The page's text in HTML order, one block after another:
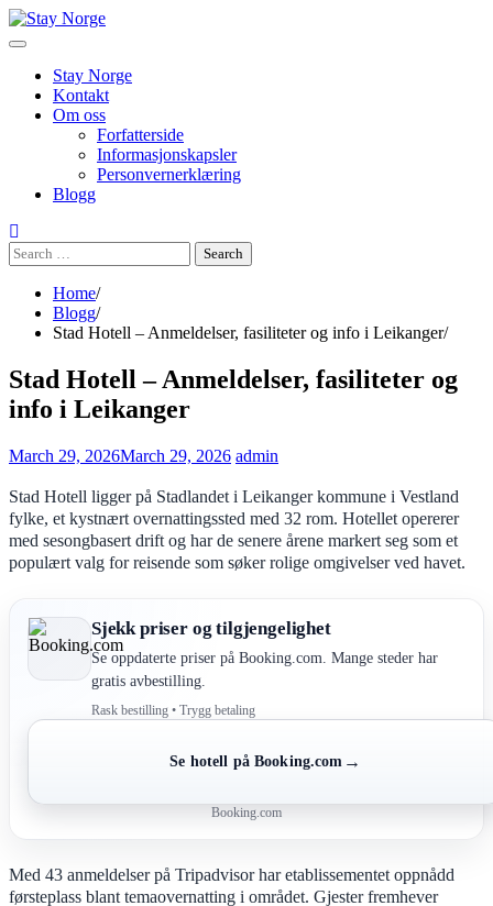
Skip
to
Stay Norge
Kontakt
Om oss
Forfatterside
Informasjonskapsler
Personvernerklæring
Blogg
Search
for:
Home
Blogg
Stad Hotell – Anmeldelser, fasiliteter og info i Leikanger
Stad Hotell – Anmeldelser, fasiliteter og
info i Leikanger
March 29, 2026March 29, 2026 admin
Stad Hotell ligger på Stadlandet i Leikanger kommune i Vestland
fylke, et kystnært overnattingssted med 32 rom. Hotellet opererer
med sesongbasert drift og har de senere årene markert seg som et
populært valg for reisende som søker rolige omgivelser ved havet.
Sjekk priser og tilgjengelighet
Se oppdaterte priser på Booking.com. Mange steder har
gratis avbestilling.
Rask bestilling • Trygg betaling
Se hotell på Booking.com →
Booking.com
Med 43 anmeldelser på Tripadvisor har etablissementet oppnådd
førsteplass blant temaovernatting i området. Gjester fremhever